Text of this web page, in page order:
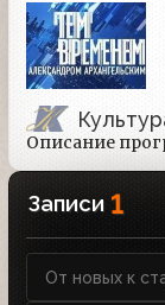
Описание
Записи 1